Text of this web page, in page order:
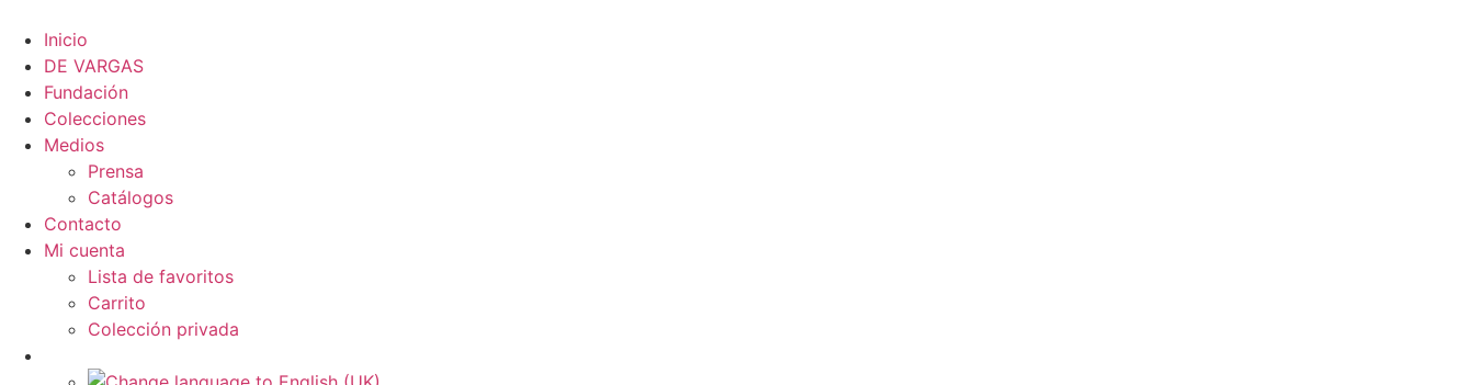
contenido
Inicio
DE VARGAS
Fundación
Colecciones
Medios
Prensa
Catálogos
Contacto
Mi cuenta
Lista de favoritos
Carrito
Colección privada